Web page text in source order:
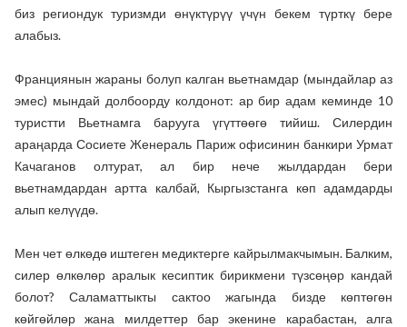
биз региондук туризмди өнүктүрүү үчүн бекем түрткү бере
алабыз.
Франциянын жараны болуп калган вьетнамдар (мындайлар аз
эмес) мындай долбоорду колдонот: ар бир адам кеминде 10
туристти Вьетнамга барууга үгүттөөгө тийиш. Силердин
араңарда Сосиете Женераль Париж офисинин банкири Урмат
Качаганов олтурат, ал бир нече жылдардан бери
вьетнамдардан артта калбай, Кыргызстанга көп адамдарды
алып келүүдө.
Мен чет өлкөдө иштеген медиктерге кайрылмакчымын. Балким,
силер өлкөлөр аралык кесиптик бирикмени түзсөңөр кандай
болот? Саламаттыкты сактоо жагында бизде көптөгөн
көйгөйлөр жана милдеттер бар экенине карабастан, алга